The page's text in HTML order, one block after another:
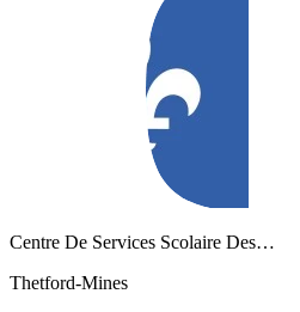
Centre De Services Scolaire Des…
Thetford-Mines